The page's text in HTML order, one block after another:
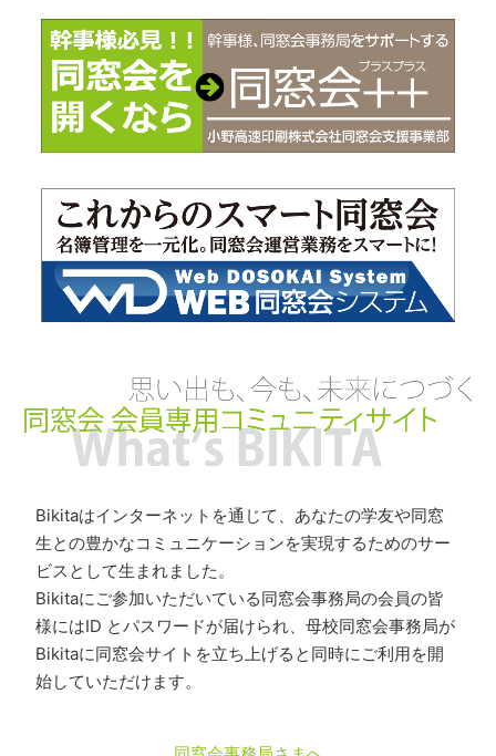
Bikitaはインターネットを通じて、あなたの学友や同窓
生との豊かなコミュニケーションを実現するためのサー
ビスとして生まれました。
Bikitaにご参加いただいている同窓会事務局の会員の皆
様にはID とパスワードが届けられ、母校同窓会事務局が
Bikitaに同窓会サイトを立ち上げると同時にご利用を開
始していただけます。